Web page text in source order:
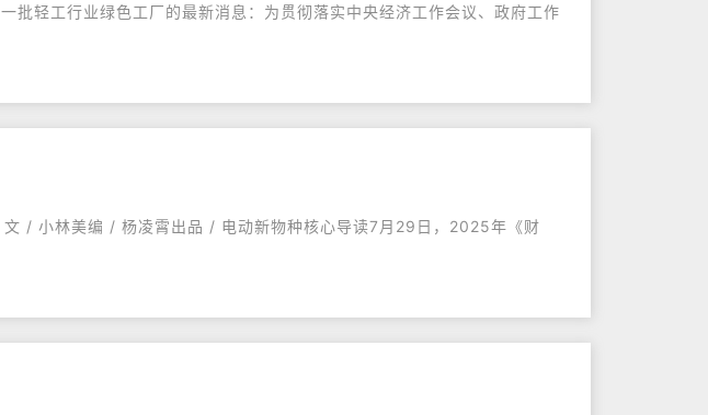
轻工行业绿色工厂的最新消息：为贯彻落实中央经济工作会议、政府工作
/ 小林美编 / 杨凌霄出品 / 电动新物种核心导读7月29日，2025年《财